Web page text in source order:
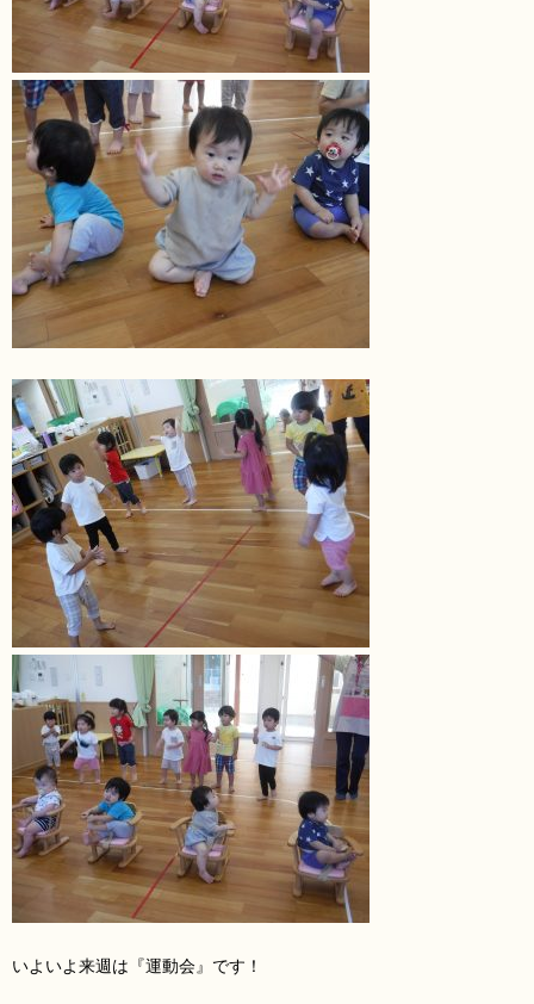
いよいよ来週は『運動会』です！